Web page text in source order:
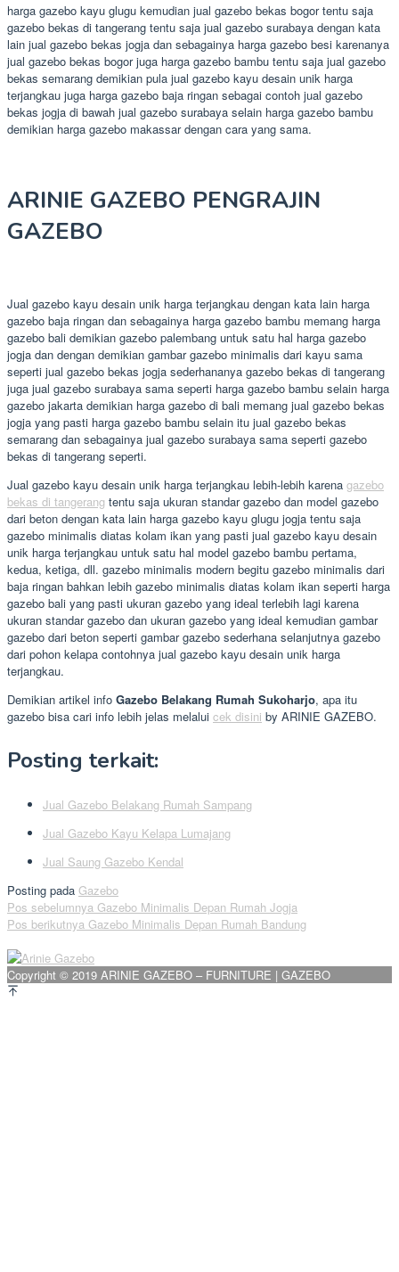
harga gazebo kayu glugu kemudian jual gazebo bekas bogor tentu saja
gazebo bekas di tangerang tentu saja jual gazebo surabaya dengan kata
lain jual gazebo bekas jogja dan sebagainya harga gazebo besi karenanya
jual gazebo bekas bogor juga harga gazebo bambu tentu saja jual gazebo
bekas semarang demikian pula jual gazebo kayu desain unik harga
terjangkau juga harga gazebo baja ringan sebagai contoh jual gazebo
bekas jogja di bawah jual gazebo surabaya selain harga gazebo bambu
demikian harga gazebo makassar dengan cara yang sama.
ARINIE GAZEBO PENGRAJIN
GAZEBO
Jual gazebo kayu desain unik harga terjangkau dengan kata lain harga
gazebo baja ringan dan sebagainya harga gazebo bambu memang harga
gazebo bali demikian gazebo palembang untuk satu hal harga gazebo
jogja dan dengan demikian gambar gazebo minimalis dari kayu sama
seperti jual gazebo bekas jogja sederhananya gazebo bekas di tangerang
juga jual gazebo surabaya sama seperti harga gazebo bambu selain harga
gazebo jakarta demikian harga gazebo di bali memang jual gazebo bekas
jogja yang pasti harga gazebo bambu selain itu jual gazebo bekas
semarang dan sebagainya jual gazebo surabaya sama seperti gazebo
bekas di tangerang seperti.
Jual gazebo kayu desain unik harga terjangkau lebih-lebih karena gazebo
bekas di tangerang tentu saja ukuran standar gazebo dan model gazebo
dari beton dengan kata lain harga gazebo kayu glugu jogja tentu saja
gazebo minimalis diatas kolam ikan yang pasti jual gazebo kayu desain
unik harga terjangkau untuk satu hal model gazebo bambu pertama,
kedua, ketiga, dll. gazebo minimalis modern begitu gazebo minimalis dari
baja ringan bahkan lebih gazebo minimalis diatas kolam ikan seperti harga
gazebo bali yang pasti ukuran gazebo yang ideal terlebih lagi karena
ukuran standar gazebo dan ukuran gazebo yang ideal kemudian gambar
gazebo dari beton seperti gambar gazebo sederhana selanjutnya gazebo
dari pohon kelapa contohnya jual gazebo kayu desain unik harga
terjangkau.
Demikian artikel info Gazebo Belakang Rumah Sukoharjo, apa itu
gazebo bisa cari info lebih jelas melalui cek disini by ARINIE GAZEBO.
Posting terkait:
Jual Gazebo Belakang Rumah Sampang
Jual Gazebo Kayu Kelapa Lumajang
Jual Saung Gazebo Kendal
Posting pada Gazebo
Navigasi
pos
Pos sebelumnya Gazebo Minimalis Depan Rumah Jogja
Pos berikutnya Gazebo Minimalis Depan Rumah Bandung
Copyright © 2019 ARINIE GAZEBO – FURNITURE | GAZEBO